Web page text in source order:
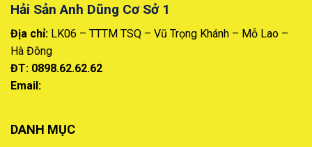
Hải Sản Anh Dũng Cơ Sở 1
Địa chỉ: LK06 – TTTM TSQ – Vũ Trọng Khánh – Mỗ Lao –
Hà Đông
ĐT: 0898.62.62.62
Email:
DANH MỤC